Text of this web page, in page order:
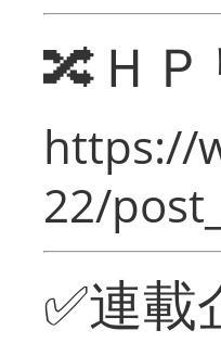
🔀Ｈ
https://
22/
✅連載